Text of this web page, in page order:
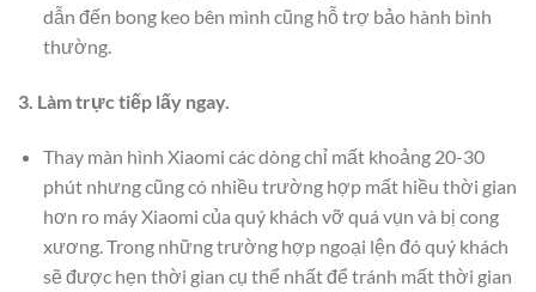
dẫn đến bong keo bên mình cũng hỗ trợ bảo hành bình
thường.
3. Làm trực tiếp lấy ngay.
Thay màn hình Xiaomi các dòng chỉ mất khoảng 20-30
phút nhưng cũng có nhiều trường hợp mất hiều thời gian
hơn ro máy Xiaomi của quý khách vỡ quá vụn và bị cong
xương. Trong những trường hợp ngoại lện đó quý khách
sẽ được hẹn thời gian cụ thể nhất để tránh mất thời gian